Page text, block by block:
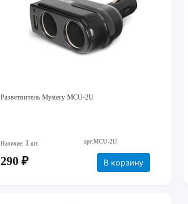
Разветвитель Mystery MCU-2U
Наличие: 1 шт. арт:MCU-2U
290 ₽ В корзину